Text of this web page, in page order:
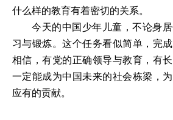
什么样的教育有着密切的关系。
今天的中国少年儿童，不论身
习与锻炼。这个任务看似简单，完
相信，有党的正确领导与教育，有
一定能成为中国未来的社会栋梁，
应有的贡献。